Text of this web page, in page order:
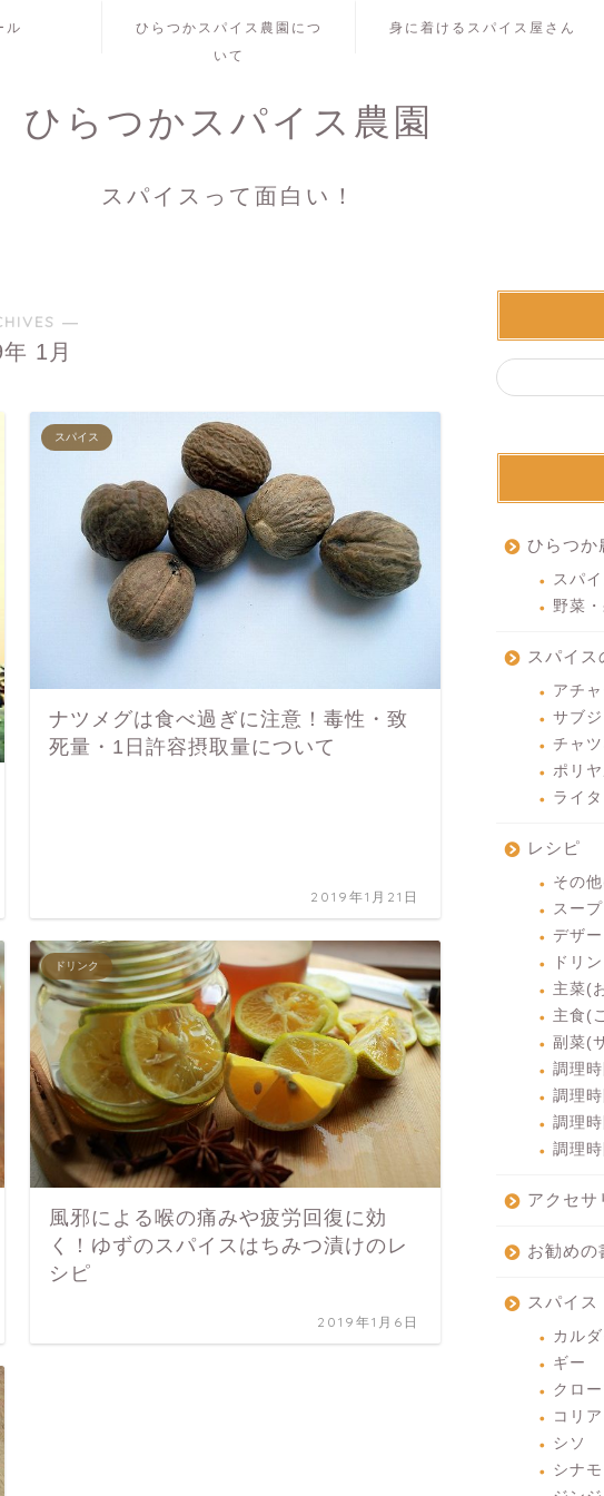
ル
ひらつかスパイス農園につ
いて
身に着けるスパイス屋さん
ひらつかスパイス農園
スパイスって面白い！
―
1月
スパイス
ナツメグは食べ過ぎに注意！毒性・致
死量・1日許容摂取量について
2019年1月21日
ドリンク
風邪による喉の痛みや疲労回復に効
く！ゆずのスパイスはちみつ漬けのレ
シピ
2019年1月6日
ひらつか
スパ
野菜
スパイス
アチ
サブジ
チャ
ポリ
ライタ
レシピ
その
スープ
デザー
ドリ
主菜(
主食(
副菜(
調理
調理
調理
調理
アクセサ
お勧めの
スパイス
カル
ギー
クロ
コリ
シソ
シナ